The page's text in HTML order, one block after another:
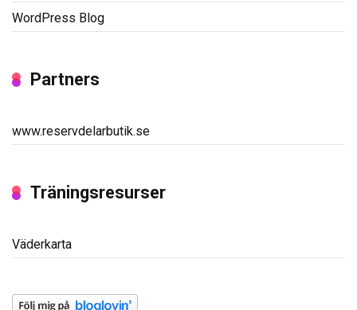
WordPress Blog
Partners
www.reservdelarbutik.se
Träningsresurser
Väderkarta